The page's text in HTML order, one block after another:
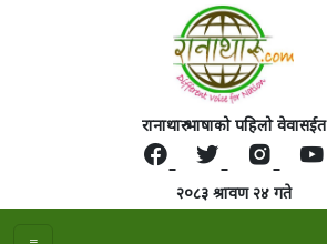
रानाथारु भाषाको पहिलो वेवासईत
२०८३ श्रावण २४ गते